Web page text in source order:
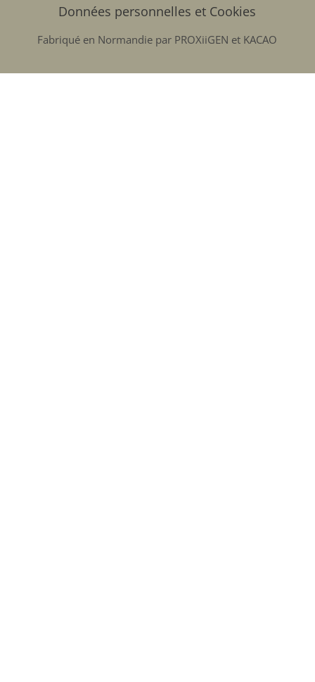
Données personnelles et Cookies
Fabriqué en Normandie par PROXiiGEN et KACAO